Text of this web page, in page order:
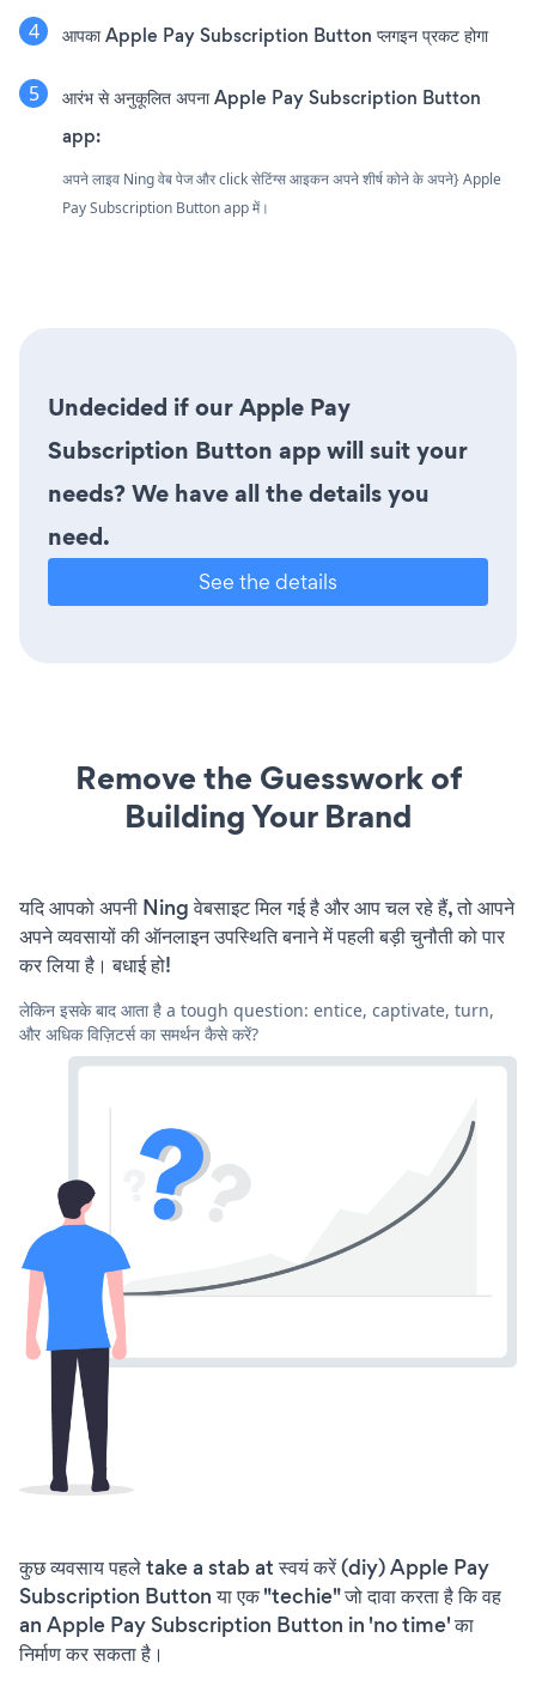
आपका Apple Pay Subscription Button प्लगइन प्रकट होगा
आरंभ से अनुकूलित अपना Apple Pay Subscription Button
app:
अपने लाइव Ning वेब पेज और click सेटिंग्स आइकनअपने शीर्ष कोने के अपने} Apple
Pay Subscription Button app में।
Undecided if our Apple Pay
Subscription Button app will suit your
needs? We have all the details you
need.
See the details
Remove the Guesswork of
Building Your Brand
यदि आपको अपनी Ning वेबसाइट मिल गई है और आप चल रहे हैं, तो आपने
अपने व्यवसायों की ऑनलाइन उपस्थिति बनाने में पहली बड़ी चुनौती को पार
कर लिया है। बधाई हो!
लेकिन इसके बाद आता है a tough question: entice, captivate, turn,
और अधिक विज़िटर्स का समर्थन कैसे करें?
कुछ व्यवसाय पहले take a stab at स्वयं करें (diy) Apple Pay
Subscription Button या एक "techie" जो दावा करता है कि वह
an Apple Pay Subscription Button in 'no time' का
निर्माण कर सकता है।